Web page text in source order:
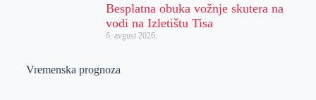
Besplatna obuka vožnje skutera na
vodi na Izletištu Tisa
6. avgust 2026.
Vremenska prognoza